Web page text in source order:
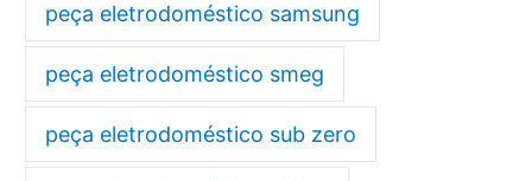
peça eletrodoméstico samsung
peça eletrodoméstico smeg
peça eletrodoméstico sub zero